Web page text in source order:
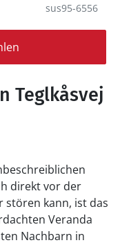
sus95-6556
Teglkåsvej
direkt vor der
stören kann, ist das
Nachbarn in